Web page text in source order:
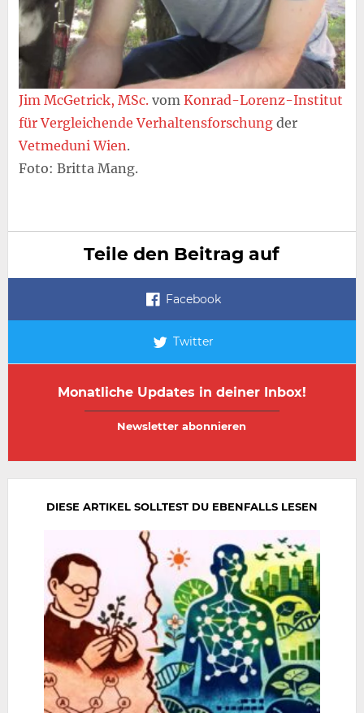
Jim McGetrick, MSc.vom Konrad-Lorenz-Institut
für Vergleichende Verhaltensforschungder
Vetmeduni Wien.
Foto: Britta Mang.
Teile den Beitrag auf
Facebook
Twitter
Monatliche Updates in deiner Inbox!
DIESE ARTIKEL SOLLTEST DU EBENFALLS LESEN